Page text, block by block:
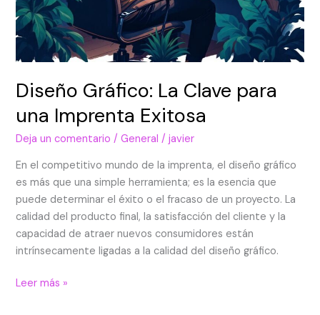
Diseño Gráfico: La Clave para
una Imprenta Exitosa
Deja un comentario /General /javier
En el competitivo mundo de la imprenta, el diseño gráfico
es más que una simple herramienta; es la esencia que
puede determinar el éxito o el fracaso de un proyecto. La
calidad del producto final, la satisfacción del cliente y la
capacidad de atraer nuevos consumidores están
intrínsecamente ligadas a la calidad del diseño gráfico.
Leer más »